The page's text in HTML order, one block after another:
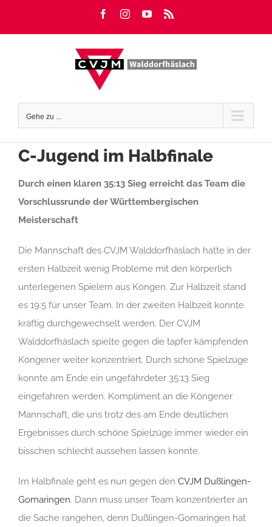
FacebookInstagramYouTube
Gehe zu ...
C-Jugend im Halbfinale
Durch einen klaren 35:13 Sieg erreicht das Team die
Vorschlussrunde der Württembergischen
Meisterschaft
Die Mannschaft des CVJM Walddorfhäslach hatte in der
ersten Halbzeit wenig Probleme mit den körperlich
unterlegenen Spielern aus Köngen. Zur Halbzeit stand
es 19:5 für unser Team. In der zweiten Halbzeit konnte
kräftig durchgewechselt werden. Der CVJM
Walddorfhäslach spielte gegen die tapfer kämpfenden
Köngener weiter konzentriert. Durch schöne Spielzüge
konnte am Ende ein ungefährdeter 35:13 Sieg
eingefahren werden. Kompliment an die Köngener
Mannschaft, die uns trotz des am Ende deutlichen
Ergebnisses durch schöne Spielzüge immer wieder ein
bisschen schlecht aussehen lassen konnte.
Im Halbfinale geht es nun gegen den CVJM Dußlingen-
Gomaringen. Dann muss unser Team konzentrierter an
die Sache rangehen, denn Dußlingen-Gomaringen hat